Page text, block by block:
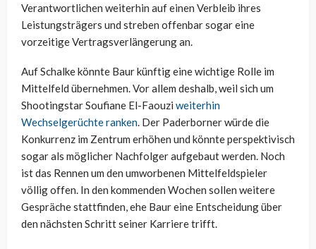
Verantwortlichen weiterhin auf einen Verbleib ihres
Leistungsträgers und streben offenbar sogar eine
vorzeitige Vertragsverlängerung an.
Auf Schalke könnte Baur künftig eine wichtige Rolle im
Mittelfeld übernehmen. Vor allem deshalb, weil sich um
Shootingstar Soufiane El-Faouzi weiterhin
Wechselgerüchte ranken. Der Paderborner würde die
Konkurrenz im Zentrum erhöhen und könnte perspektivisch
sogar als möglicher Nachfolger aufgebaut werden. Noch
ist das Rennen um den umworbenen Mittelfeldspieler
völlig offen. In den kommenden Wochen sollen weitere
Gespräche stattfinden, ehe Baur eine Entscheidung über
den nächsten Schritt seiner Karriere trifft.